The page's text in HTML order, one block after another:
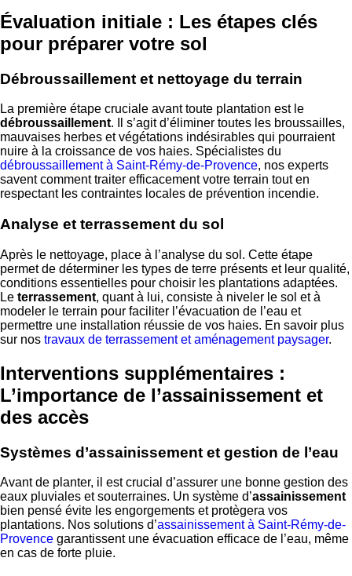
Évaluation initiale : Les étapes clés
pour préparer votre sol
Débroussaillement et nettoyage du terrain
La première étape cruciale avant toute plantation est le
débroussaillement. Il s’agit d’éliminer toutes les broussailles,
mauvaises herbes et végétations indésirables qui pourraient
nuire à la croissance de vos haies. Spécialistes du
débroussaillement à Saint-Rémy-de-Provence, nos experts
savent comment traiter efficacement votre terrain tout en
respectant les contraintes locales de prévention incendie.
Analyse et terrassement du sol
Après le nettoyage, place à l’analyse du sol. Cette étape
permet de déterminer les types de terre présents et leur qualité,
conditions essentielles pour choisir les plantations adaptées.
Le terrassement, quant à lui, consiste à niveler le sol et à
modeler le terrain pour faciliter l’évacuation de l’eau et
permettre une installation réussie de vos haies. En savoir plus
sur nos travaux de terrassement et aménagement paysager.
Interventions supplémentaires :
L’importance de l’assainissement et
des accès
Systèmes d’assainissement et gestion de l’eau
Avant de planter, il est crucial d’assurer une bonne gestion des
eaux pluviales et souterraines. Un système d’assainissement
bien pensé évite les engorgements et protègera vos
plantations. Nos solutions d’assainissement à Saint-Rémy-de-
Provence garantissent une évacuation efficace de l’eau, même
en cas de forte pluie.